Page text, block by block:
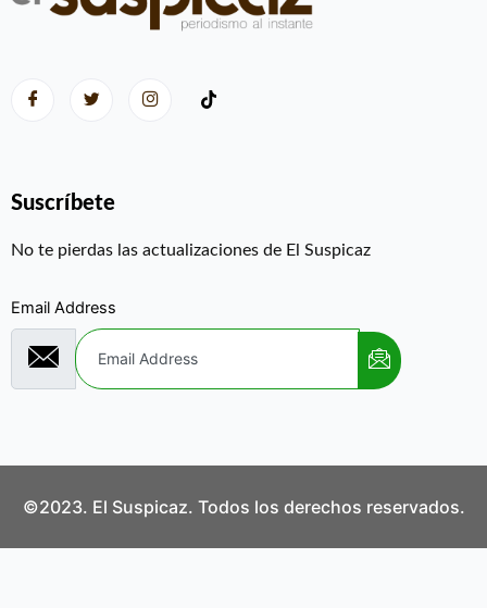
Suscríbete
No te pierdas las actualizaciones de El Suspicaz
Email Address
©2023. El Suspicaz. Todos los derechos reservados.